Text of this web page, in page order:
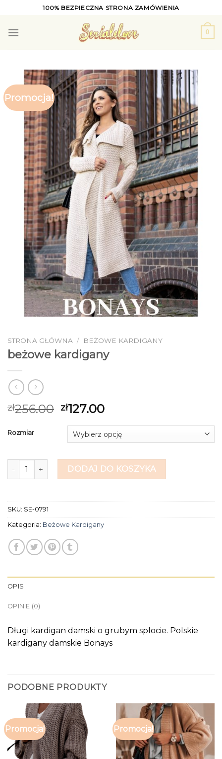
content
100% BEZPIECZNA STRONA ZAMÓWIENIA
0
Promocja!
STRONA GŁÓWNA / BEŻOWE KARDIGANY
beżowe kardigany
zł256.00 zł127.00
Rozmiar
ilość beżowe kardiganyDODAJ DO KOSZYKA
SKU: SE-0791
Kategoria: Beżowe Kardigany
OPIS
OPINIE (0)
Długi kardigan damski o grubym splocie. Polskie
kardigany damskie Bonays
PODOBNE PRODUKTY
Promocja! Promocja!